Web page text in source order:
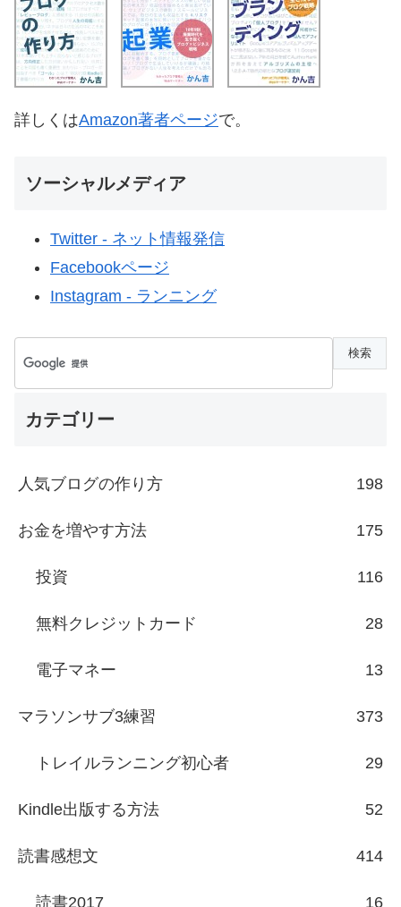
詳しくはAmazon著者ページで。
ソーシャルメディア
Twitter - ネット情報発信
Facebookページ
Instagram - ランニング
カテゴリー
人気ブログの作り方 198
お金を増やす方法 175
投資 116
無料クレジットカード 28
電子マネー 13
マラソンサブ3練習 373
トレイルランニング初心者 29
Kindle出版する方法 52
読書感想文 414
読書2017 16